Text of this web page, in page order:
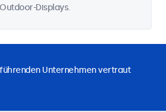
Displays.
Unternehmen vertraut